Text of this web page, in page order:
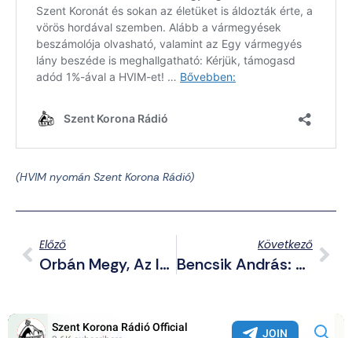
(HVIM nyomán Szent Korona Rádió)
Előző
Orbán Megy, Az Izraeli Befolyás Marad – Magyar Péter Meghívta Netanjahut Az ’56-Os Megemlékezés Napjára
Következő
Bencsik András: A Fideszes Közvélemény-Kutatók Az Orránál Fogva Vezették Orbán Viktort